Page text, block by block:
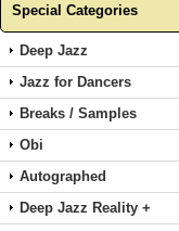
Special Categories
Deep Jazz
Jazz for Dancers
Breaks / Samples
Obi
Autographed
Deep Jazz Reality +